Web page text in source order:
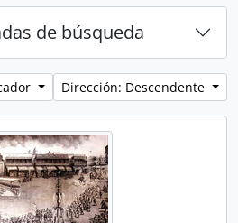
de búsqueda
Dirección: Descendente